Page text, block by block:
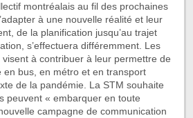
montréalais au fil des prochaines
à une nouvelle réalité et leur
de la planification jusqu’au trajet
s’effectuera différemment. Les
à contribuer à leur permettre de
en bus, en métro et en transport
de la pandémie. La STM souhaite
peuvent « embarquer en toute
campagne de communication